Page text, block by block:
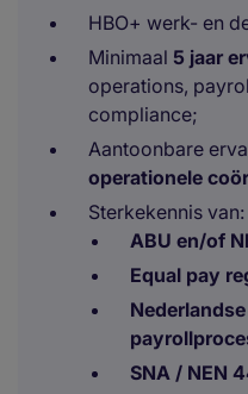
HBO+ werk- en
Minimaal 5 jaar
operations,
compliance;
Aantoonbare
operationele
Sterkekennis van:
ABU en/of
Equal pay
SNA / NEN